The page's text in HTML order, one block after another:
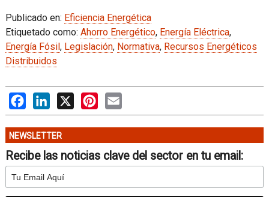
Publicado en: Eficiencia Energética
Etiquetado como: Ahorro Energético, Energía Eléctrica,
Energía Fósil, Legislación, Normativa, Recursos Energéticos
Distribuidos
FacebookLinkedIn
X PinterestEmail
NEWSLETTER
Recibe las noticias clave del sector en tu email: